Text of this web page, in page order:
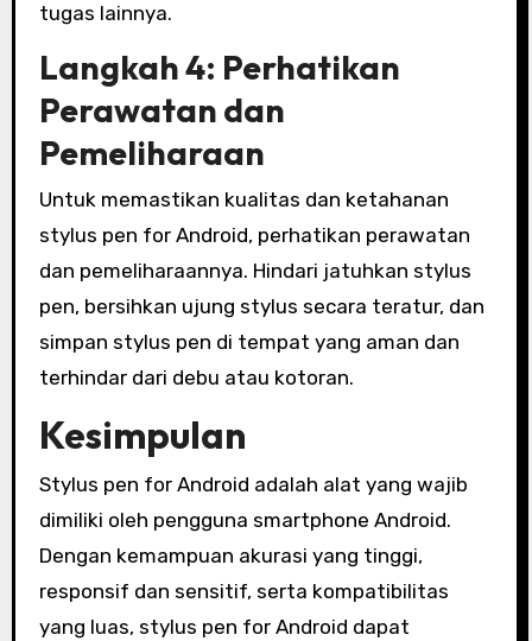
tugas lainnya.
Langkah 4: Perhatikan
Perawatan dan
Pemeliharaan
Untuk memastikan kualitas dan ketahanan
stylus pen for Android, perhatikan perawatan
dan pemeliharaannya. Hindari jatuhkan stylus
pen, bersihkan ujung stylus secara teratur, dan
simpan stylus pen di tempat yang aman dan
terhindar dari debu atau kotoran.
Kesimpulan
Stylus pen for Android adalah alat yang wajib
dimiliki oleh pengguna smartphone Android.
Dengan kemampuan akurasi yang tinggi,
responsif dan sensitif, serta kompatibilitas
yang luas, stylus pen for Android dapat